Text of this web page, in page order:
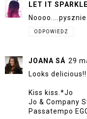
LET IT
Noooo....pysznie
ODPOWIEDZ
JOANA SÁ 29
Looks delicious!!
Kiss kiss.*Jo
Jo & Company
Passatempo